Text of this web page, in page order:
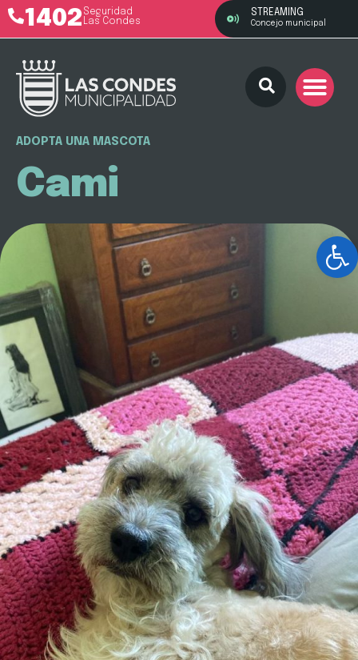
1402 Seguridad
Las Condes
STREAMING
Concejo municipal
ADOPTA UNA MASCOTA
Cami